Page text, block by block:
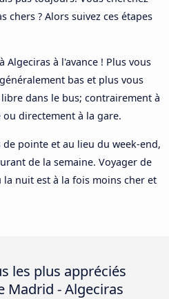
chers ? Alors suivez ces étapes
Algeciras à l'avance ! Plus vous
bas et plus vous
dans le bus; contrairement à
directement à la gare.
pointe et au lieu du week-end,
de la semaine. Voyager de
nuit est à la fois moins cher et
les plus appréciés
Madrid - Algeciras